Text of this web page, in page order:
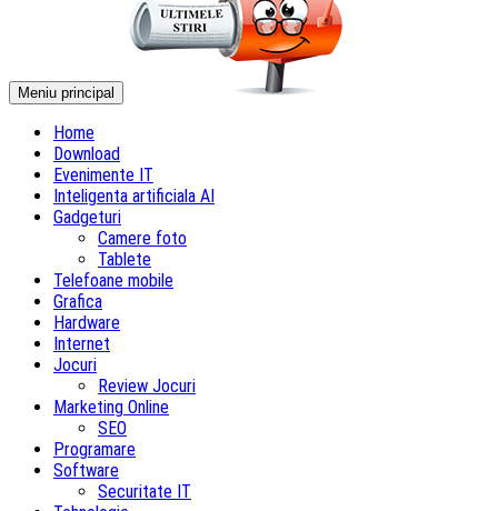
Meniu principal
Home
Download
Evenimente IT
Inteligenta artificiala AI
Gadgeturi
Camere foto
Tablete
Telefoane mobile
Grafica
Hardware
Internet
Jocuri
Review Jocuri
Marketing Online
SEO
Programare
Software
Securitate IT